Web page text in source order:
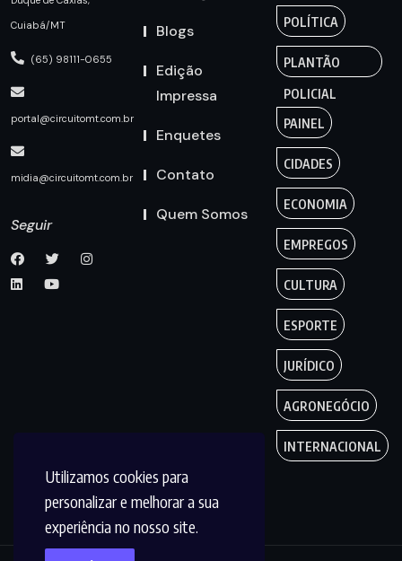
Utilizamos cookies para
personalizar e melhorar a sua
experiência no nosso site.
Cuiabá/MT
(65) 98111-0655
portal@circuitomt.com.br
midia@circuitomt.com.br
Seguir
Blogs
Edição
Impressa
Enquetes
Contato
Quem Somos
POLÍTICA
PLANTÃO
POLICIAL
PAINEL
CIDADES
ECONOMIA
EMPREGOS
CULTURA
ESPORTE
JURÍDICO
AGRONEGÓCIO
INTERNACIONAL